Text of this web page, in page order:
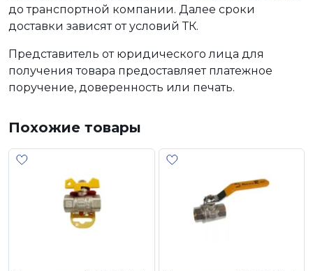
до транспортной компании. Далее сроки
доставки зависят от условий ТК.
Представитель от юридического лица для
получения товара предоставляет платежное
поручение, доверенность или печать.
Похожие товары